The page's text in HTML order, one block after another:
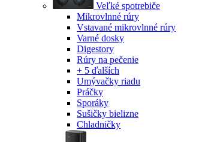
Veľké spotrebiče
Mikrovlnné rúry
Vstavané mikrovlnné rúry
Varné dosky
Digestory
Rúry na pečenie
+ 5 ďalších
Umývačky riadu
Práčky
Sporáky
Sušičky bielizne
Chladničky